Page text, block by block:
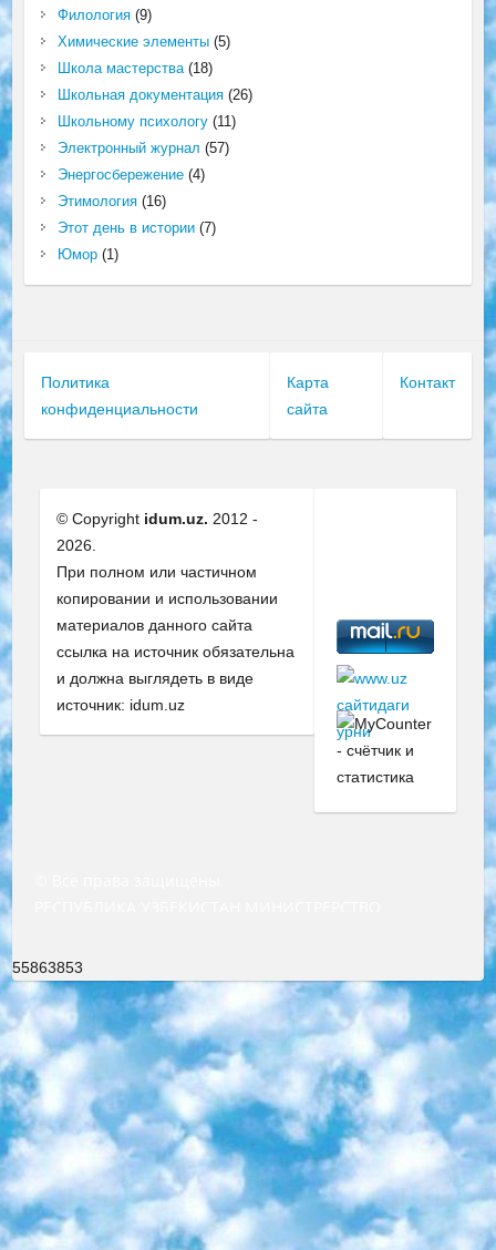
Филология(9)
Химические элементы(5)
Школа мастерства(18)
Школьная документация(26)
Школьному психологу(11)
Электронный журнал (57)
Энергосбережение(4)
Этимология(16)
Этот день в истории(7)
Юмор(1)
Политика
конфиденциальности
Карта
сайта
Контакт
© Copyright idum.uz. 2012 -
2026.
При полном или частичном
копировании и использовании
материалов данного сайта
ссылка на источник обязательна
и должна выглядеть в виде
источник: idum.uz
55863853